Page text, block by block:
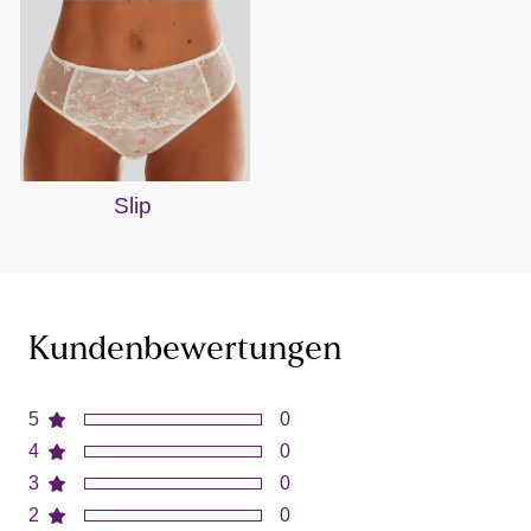
Slip
Kundenbewertungen
5
4
3
2
0
0
0
0